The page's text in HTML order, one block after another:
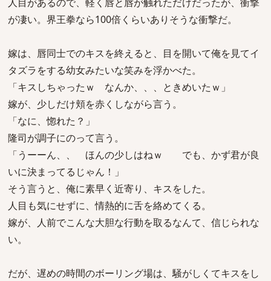
が凄い。界王拳なら100倍くらいありそうな衝撃だ。
嫁は、唇同士でのキスを終えると、目を開いて俺を見てイ
タズラをする幼女みたいな笑みを浮かべた。
「キスしちゃったｗ なんか、、、ときめいたｗ」
嫁が、少しだけ頬を赤くしながら言う。
「なに、惚れた？」
隆司が調子にのって言う。
「うーーん、、 ほんの少しはねｗ でも、かず君が良
いに決まってるじゃん！」
そう言うと、俺に素早く近寄り、キスをした。
人目も気にせずに、情熱的に舌を絡めてくる。
嫁が、人前でこんな大胆な行動を取るなんて、信じられな
い。
だが、遅めの時間のボーリング場は、騒がしくてキスをし